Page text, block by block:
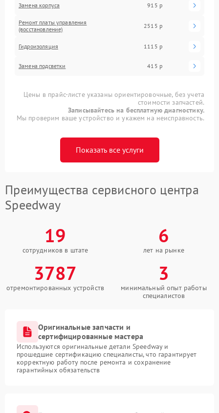
Замена корпуса 915 р
Ремонт платы управления
(восстановление)
2515 р
Гидроизоляция 1115 р
Замена подсветки 415 р
Цены в прайс-листе указаны ориентировочные, без учета
стоимости запчастей.
Записывайтесь на бесплатную диагностику.
Мы проверим ваше устройство и укажем на неисправность.
Показать все услуги
Преимущества сервисного центра
Speedway
19
сотрудников в штате
6
лет на рынке
3787
отремонтированных устройств
3
минимальный опыт работы
специалистов
Оригинальные запчасти и
сертифицированные мастера
Используются оригинальные детали Speedway и
прошедшие сертификацию специалисты, что гарантирует
корректную работу после ремонта и сохранение
гарантийных обязательств